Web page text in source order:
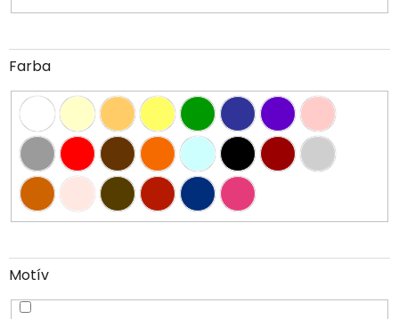
Farba
Motív